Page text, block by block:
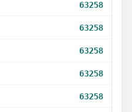
63258
63258
63258
63258
63258